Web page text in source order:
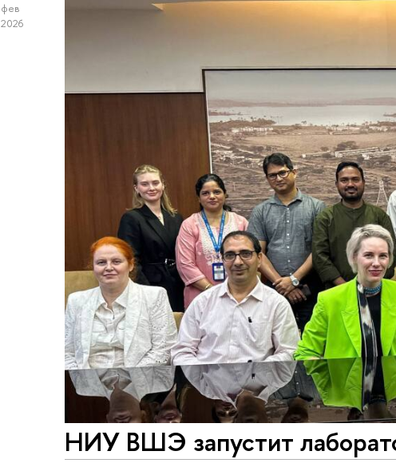
фев
2026
НИУ ВШЭ запустит